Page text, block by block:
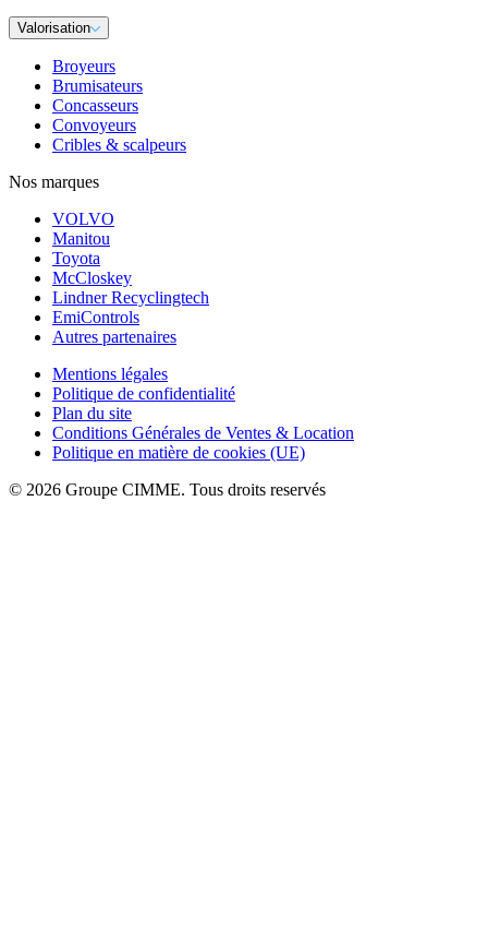
Valorisation
Broyeurs
Brumisateurs
Concasseurs
Convoyeurs
Cribles & scalpeurs
Nos marques
VOLVO
Manitou
Toyota
McCloskey
Lindner Recyclingtech
EmiControls
Autres partenaires
Mentions légales
Politique de confidentialité
Plan du site
Conditions Générales de Ventes & Location
Politique en matière de cookies (UE)
© 2026 Groupe CIMME. Tous droits reservés